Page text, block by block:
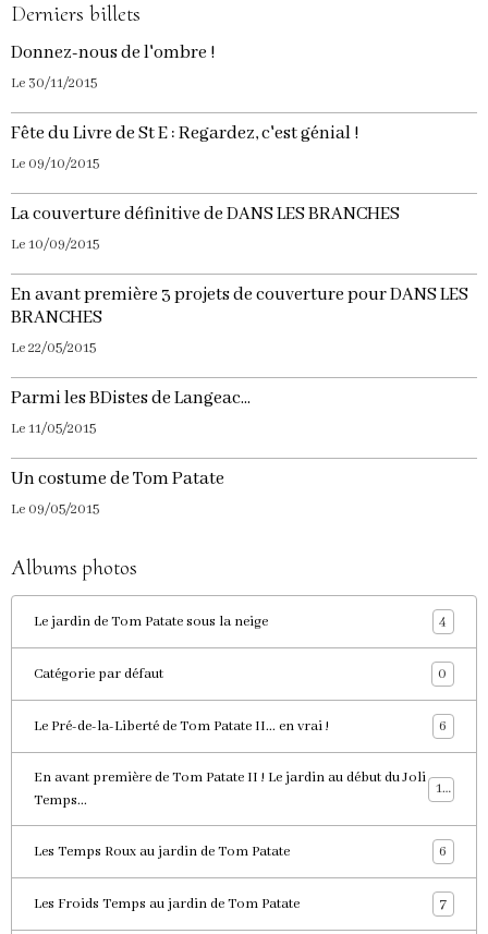
Derniers billets
Donnez-nous de l'ombre !
Le 30/11/2015
Fête du Livre de St E : Regardez, c'est génial !
Le 09/10/2015
La couverture définitive de DANS LES BRANCHES
Le 10/09/2015
En avant première 3 projets de couverture pour DANS LES
BRANCHES
Le 22/05/2015
Parmi les BDistes de Langeac...
Le 11/05/2015
Un costume de Tom Patate
Le 09/05/2015
Albums photos
Le jardin de Tom Patate sous la neige 4
Catégorie par défaut 0
Le Pré-de-la-Liberté de Tom Patate II... en vrai ! 6
En avant première de Tom Patate II ! Le jardin au début du Joli
Temps...
11
Les Temps Roux au jardin de Tom Patate 6
Les Froids Temps au jardin de Tom Patate 7